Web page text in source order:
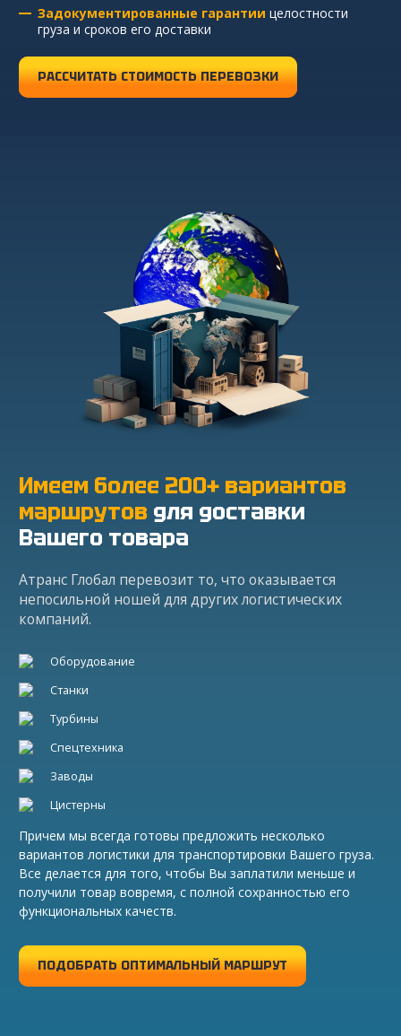
Задокументированные гарантии целостности
груза и сроков его доставки
РАССЧИТАТЬ СТОИМОСТЬ ПЕРЕВОЗКИ
Имеем более 200+ вариантов
маршрутов для доставки
Вашего товара
Атранс Глобал перевозит то, что оказывается
непосильной ношей для других логистических
компаний.
Оборудование
Станки
Турбины
Спецтехника
Заводы
Цистерны
Причем мы всегда готовы предложить несколько
вариантов логистики для транспортировки Вашего груза.
Все делается для того, чтобы Вы заплатили меньше и
получили товар вовремя, с полной сохранностью его
функциональных качеств.
ПОДОБРАТЬ ОПТИМАЛЬНЫЙ МАРШРУТ